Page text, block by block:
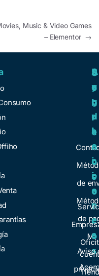
Music & Video Games
– Elementor →
A
y
u
d
a
de
de
Mi
S
o
b
r
e
n
o
s
o
t
r
o
s
R
e
g
u
l
a
c
i
o
n
e
s
Aviso
S
e
r
v
i
c
i
o
s